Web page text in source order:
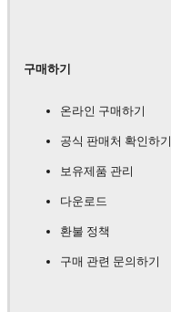
구매하기
온라인 구매하기
공식 판매처 확인하기
보유제품 관리
다운로드
환불 정책
구매 관련 문의하기